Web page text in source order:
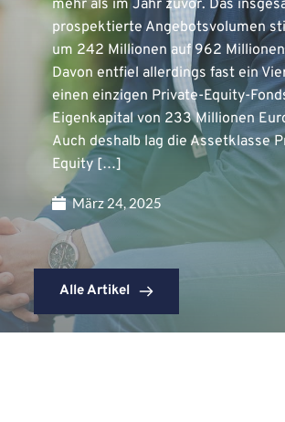
mehr als im Jahr zuvor. Das
prospektierte Angebotsvolumen
um 242 Millionen auf 962
Davon entfiel allerdings fast ein
einen einzigen Private-Equity-
Eigenkapital von 233 Millionen
Auch deshalb lag die Assetklasse
Equity […]
März 24, 2025
Alle Artikel